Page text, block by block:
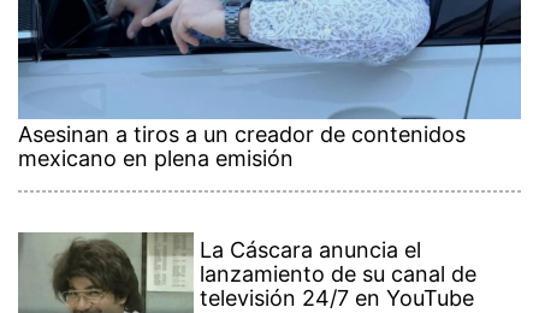
Asesinan a tiros a un creador de contenidos
mexicano en plena emisión
La Cáscara anuncia el
lanzamiento de su canal de
televisión 24/7 en YouTube